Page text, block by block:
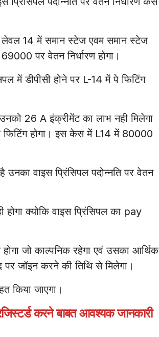
14 में समान स्टेज एवम समान स्टेज
पर वेतन निर्धारण होगा।
में डीपीसी होने पर L-14 में पे फिटिंग
26 A इंक्रीमेंट का लाभ नही मिलेगा
होगा। इस केस में L14 में 80000
वाइस प्रिंसिपल पदोन्नति पर वेतन
क्योकि वाइस प्रिंसिपल का pay
होगा जो काल्पनिक रहेगा एवं उसका आर्थिक
पर जॉइन करने की तिथि से मिलेगा।
किया जाएगा।
करने बाबत आवश्यक जानकारी